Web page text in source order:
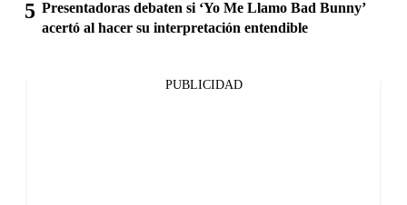
Presentadoras debaten si ‘Yo Me Llamo Bad Bunny’
acertó al hacer su interpretación entendible
PUBLICIDAD